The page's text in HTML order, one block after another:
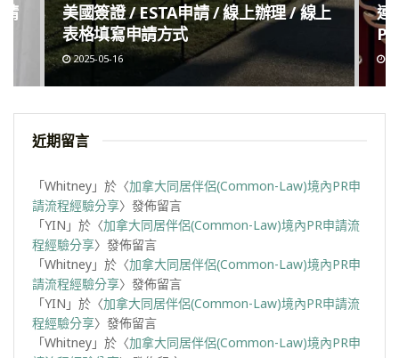
美國簽證 / ESTA申請 / 線上辦理 / 線上
表格填寫申請方式
2025-05-16
連
近期留言
「Whitney 」於〈加拿大同居伴侶(Common-Law)境內PR申
請流程經驗分享〉發佈留言
「YIN 」於〈加拿大同居伴侶(Common-Law)境內PR申請流
程經驗分享〉發佈留言
「Whitney 」於〈加拿大同居伴侶(Common-Law)境內PR申
請流程經驗分享〉發佈留言
「YIN 」於〈加拿大同居伴侶(Common-Law)境內PR申請流
程經驗分享〉發佈留言
「Whitney 」於〈加拿大同居伴侶(Common-Law)境內PR申